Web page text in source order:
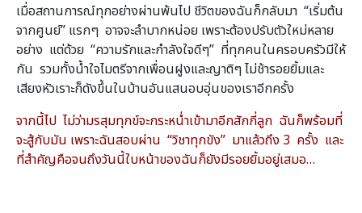
เมื่อสถานการณ์ทุกอย่างผ่านพ้นไป ชีวิตของฉันก็กลับมา “เริ่มต้น
จากศูนย์” แรกๆ อาจจะลำบากหน่อย เพราะต้องปรับตัวใหม่หลาย
อย่าง แต่ด้วย “ความรักและกำลังใจดีๆ” ที่ทุกคนในครอบครัวมีให้
กัน รวมทั้งน้ำใจไมตรีจากเพื่อนฝูงและญาติๆ ไม่ช้ารอยยิ้มและ
เสียงหัวเราะก็ดังขึ้นในบ้านอันแสนอบอุ่นของเราอีกครั้ง
จากนี้ไป ไม่ว่ามรสุมทุกข์จะกระหน่ำเข้ามาอีกสักกี่ลูก ฉันก็พร้อมที่
จะสู้กับมัน เพราะฉันสอบผ่าน “วิชาทุกขัง” มาแล้วถึง 3 ครั้ง และ
ที่สำคัญคือจนถึงวันนี้ใบหน้าของฉันก็ยังมีรอยยิ้มอยู่เสมอ…